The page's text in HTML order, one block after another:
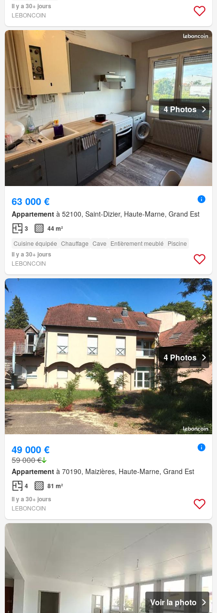
Il y a 30+ jours
LEBONCOIN
4 Photos
63 000 €
Appartement à 52100, Saint-Dizier, Haute-Marne, Grand Est
3 44 m²
Cuisine équipée Chauffage Cave Entièrement meublé Piscine
Il y a 30+ jours
LEBONCOIN
4 Photos
49 000 €
59 000 €
Appartement à 70190, Maizières, Haute-Marne, Grand Est
4
81 m²
Il y a 30+ jours
LEBONCOIN
Voir la photo